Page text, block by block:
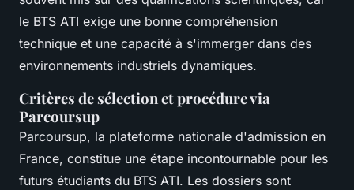
le BTS ATI exige une bonne compréhension
technique et une capacité à s'immerger dans des
environnements industriels dynamiques.
Critères de sélection et procédure via
Parcoursup
Parcoursup, la plateforme nationale d'admission en
France, constitue une étape incontournable pour les
futurs étudiants du BTS ATI. Les dossiers sont